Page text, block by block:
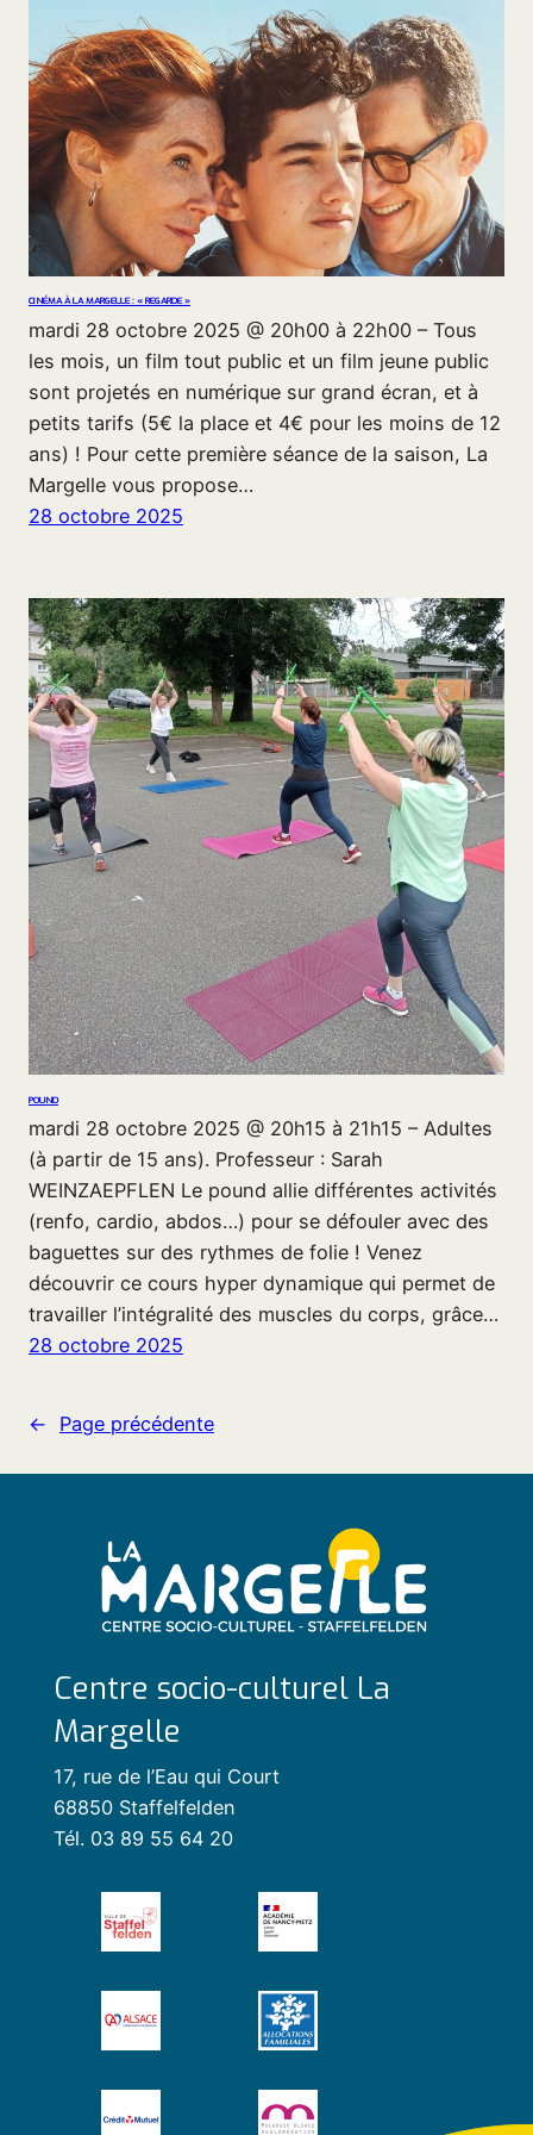
CINÉMA À LA MARGELLE : « REGARDE »
mardi 28 octobre 2025 @ 20h00 à 22h00 – Tous
les mois, un film tout public et un film jeune public
sont projetés en numérique sur grand écran, et à
petits tarifs (5€ la place et 4€ pour les moins de 12
ans) ! Pour cette première séance de la saison, La
Margelle vous propose…
28 octobre 2025
POUND
mardi 28 octobre 2025 @ 20h15 à 21h15 – Adultes
(à partir de 15 ans). Professeur : Sarah
WEINZAEPFLEN Le pound allie différentes activités
(renfo, cardio, abdos…) pour se défouler avec des
baguettes sur des rythmes de folie ! Venez
découvrir ce cours hyper dynamique qui permet de
travailler l’intégralité des muscles du corps, grâce…
28 octobre 2025
← Page précédente
Centre socio-culturel La
Margelle
17, rue de l’Eau qui Court
68850 Staffelfelden
Tél. 03 89 55 64 20